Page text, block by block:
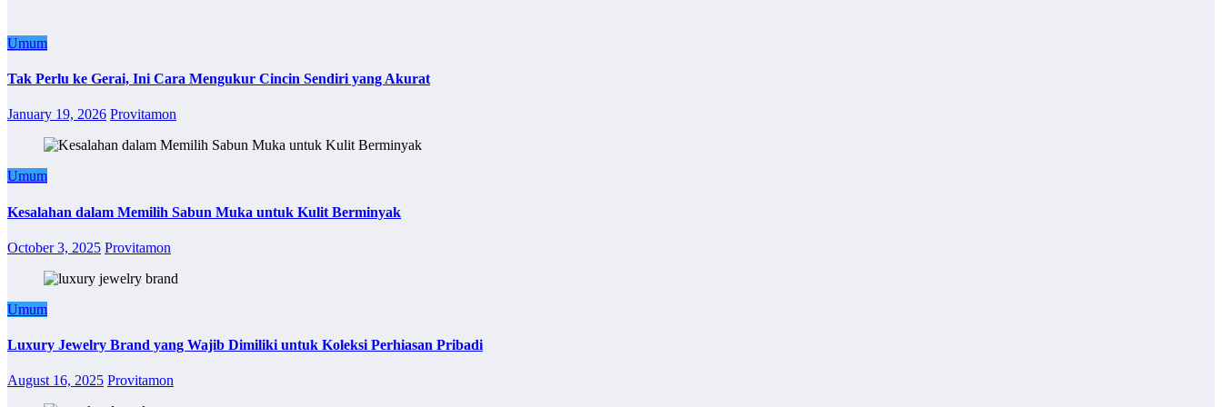
Umum
Tak Perlu ke Gerai, Ini Cara Mengukur Cincin Sendiri yang Akurat
January 19, 2026 Provitamon
Umum
Kesalahan dalam Memilih Sabun Muka untuk Kulit Berminyak
October 3, 2025 Provitamon
Umum
Luxury Jewelry Brand yang Wajib Dimiliki untuk Koleksi Perhiasan Pribadi
August 16, 2025 Provitamon